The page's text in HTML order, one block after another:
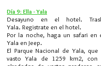
Día 9: Ella - Yala
Desayuno en el hotel.
Yala. Registrate en el hotel.
Por la noche, haga un safari en
Yala en Jeep.
El Parque Nacional de Yala,
vasto Yala de 1259 km2, con